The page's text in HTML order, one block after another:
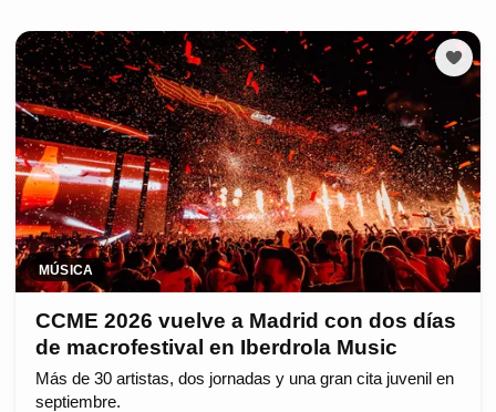
MÚSICA
CCME 2026 vuelve a Madrid con dos días
de macrofestival en Iberdrola Music
Más de 30 artistas, dos jornadas y una gran cita juvenil en
septiembre.